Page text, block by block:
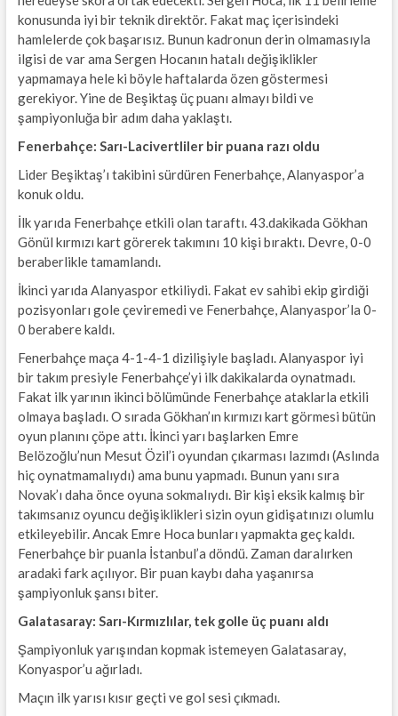
konusunda iyi bir teknik direktör. Fakat maç içerisindeki
hamlelerde çok başarısız. Bunun kadronun derin olmamasıyla
ilgisi de var ama Sergen Hocanın hatalı değişiklikler
yapmamaya hele ki böyle haftalarda özen göstermesi
gerekiyor. Yine de Beşiktaş üç puanı almayı bildi ve
şampiyonluğa bir adım daha yaklaştı.
Fenerbahçe: Sarı-Lacivertliler bir puana razı oldu
Lider Beşiktaş’ı takibini sürdüren Fenerbahçe, Alanyaspor’a
konuk oldu.
İlk yarıda Fenerbahçe etkili olan taraftı. 43.dakikada Gökhan
Gönül kırmızı kart görerek takımını 10 kişi bıraktı. Devre, 0-0
beraberlikle tamamlandı.
İkinci yarıda Alanyaspor etkiliydi. Fakat ev sahibi ekip girdiği
pozisyonları gole çeviremedi ve Fenerbahçe, Alanyaspor’la 0-
0 berabere kaldı.
Fenerbahçe maça 4-1-4-1 dizilişiyle başladı. Alanyaspor iyi
bir takım presiyle Fenerbahçe’yi ilk dakikalarda oynatmadı.
Fakat ilk yarının ikinci bölümünde Fenerbahçe ataklarla etkili
olmaya başladı. O sırada Gökhan’ın kırmızı kart görmesi bütün
oyun planını çöpe attı. İkinci yarı başlarken Emre
Belözoğlu’nun Mesut Özil’i oyundan çıkarması lazımdı (Aslında
hiç oynatmamalıydı) ama bunu yapmadı. Bunun yanı sıra
Novak’ı daha önce oyuna sokmalıydı. Bir kişi eksik kalmış bir
takımsanız oyuncu değişiklikleri sizin oyun gidişatınızı olumlu
etkileyebilir. Ancak Emre Hoca bunları yapmakta geç kaldı.
Fenerbahçe bir puanla İstanbul’a döndü. Zaman daralırken
aradaki fark açılıyor. Bir puan kaybı daha yaşanırsa
şampiyonluk şansı biter.
Galatasaray: Sarı-Kırmızlılar, tek golle üç puanı aldı
Şampiyonluk yarışından kopmak istemeyen Galatasaray,
Konyaspor’u ağırladı.
Maçın ilk yarısı kısır geçti ve gol sesi çıkmadı.